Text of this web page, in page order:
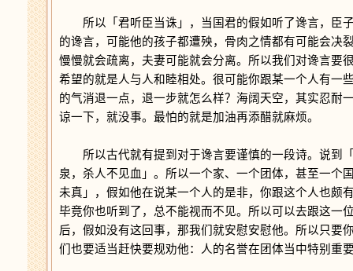
所以「君听臣当诛」，当国君的假如听了谗言，臣
的谗言，可能他的孩子都遭殃，骨肉之情都有可能会决
慢慢就会疏离，夫妻可能就会分离。所以我们对谗言要
希望的就是人与人和睦相处。很可能你跟某一个人有一
的气消退一点，退一步就怎么样？海阔天空，其实忍耐
谅一下，就没事。最怕的就是加油再添醋就麻烦。
所以古代就有提到对于谗言要谨慎的一段诗。说到
泉，杀人不见血」。所以一个家、一个团体，甚至一个
未真」，假如他在说某一个人的是非，你跟这个人也颇
毕竟你也听到了，总不能视而不见。所以可以去跟这一
后，假如没有这回事，那我们就安慰安慰他。所以只要
们也要适当赶快要规劝他：人的名誉在团体当中特别重